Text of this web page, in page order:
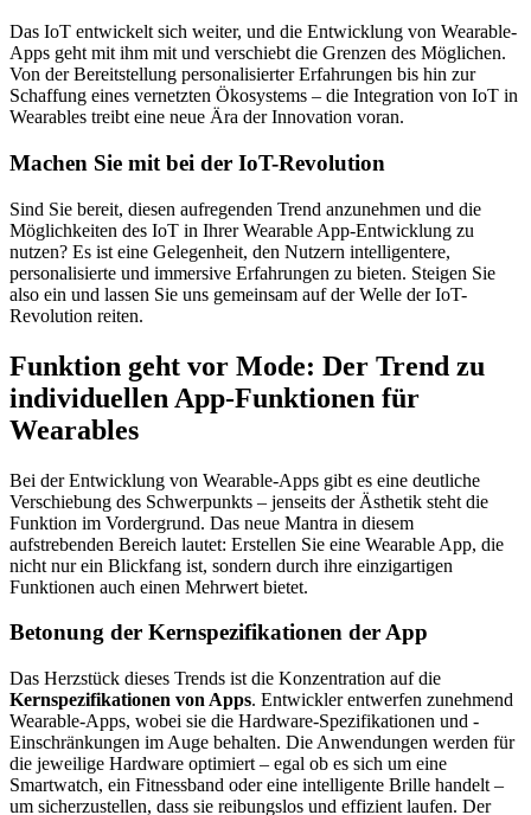
Das IoT entwickelt sich weiter, und die Entwicklung von Wearable-
Apps geht mit ihm mit und verschiebt die Grenzen des Möglichen.
Von der Bereitstellung personalisierter Erfahrungen bis hin zur
Schaffung eines vernetzten Ökosystems – die Integration von IoT in
Wearables treibt eine neue Ära der Innovation voran.
Machen Sie mit bei der IoT-Revolution
Sind Sie bereit, diesen aufregenden Trend anzunehmen und die
Möglichkeiten des IoT in Ihrer Wearable App-Entwicklung zu
nutzen? Es ist eine Gelegenheit, den Nutzern intelligentere,
personalisierte und immersive Erfahrungen zu bieten. Steigen Sie
also ein und lassen Sie uns gemeinsam auf der Welle der IoT-
Revolution reiten.
Funktion geht vor Mode: Der Trend zu
individuellen App-Funktionen für
Wearables
Bei der Entwicklung von Wearable-Apps gibt es eine deutliche
Verschiebung des Schwerpunkts – jenseits der Ästhetik steht die
Funktion im Vordergrund. Das neue Mantra in diesem
aufstrebenden Bereich lautet: Erstellen Sie eine Wearable App, die
nicht nur ein Blickfang ist, sondern durch ihre einzigartigen
Funktionen auch einen Mehrwert bietet.
Betonung der Kernspezifikationen der App
Das Herzstück dieses Trends ist die Konzentration auf die
Kernspezifikationen von Apps. Entwickler entwerfen zunehmend
Wearable-Apps, wobei sie die Hardware-Spezifikationen und -
Einschränkungen im Auge behalten. Die Anwendungen werden für
die jeweilige Hardware optimiert – egal ob es sich um eine
Smartwatch, ein Fitnessband oder eine intelligente Brille handelt –
um sicherzustellen, dass sie reibungslos und effizient laufen. Der